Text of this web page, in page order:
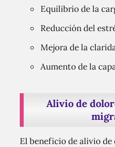
Equilibrio de la
Reducción del
Mejora de la
Aumento de la
Alivio de
El beneficio de alivio de